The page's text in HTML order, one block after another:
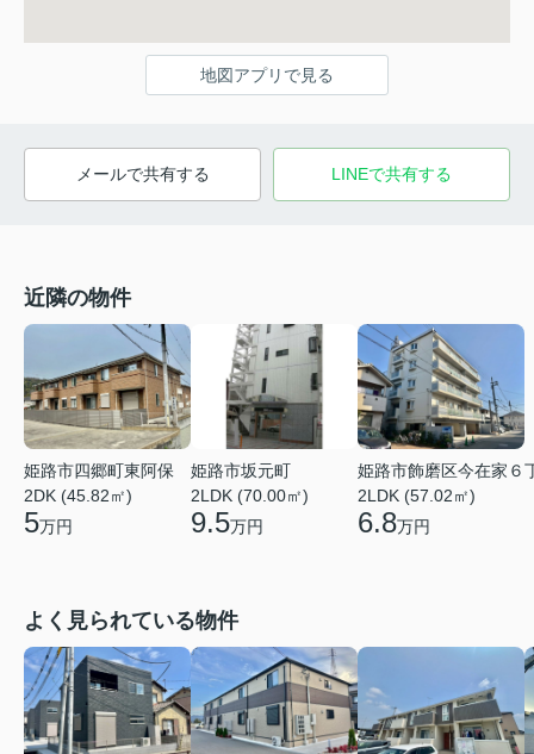
地図アプリで見る
メールで共有する LINEで共有する
近隣の物件
姫路市四郷町東阿保
2DK (45.82㎡)
5万円
姫路市坂元町
2LDK (70.00㎡)
9.5万円
姫路市飾磨区今在家６
2LDK (57.02㎡)
6.8万円
よく見られている物件